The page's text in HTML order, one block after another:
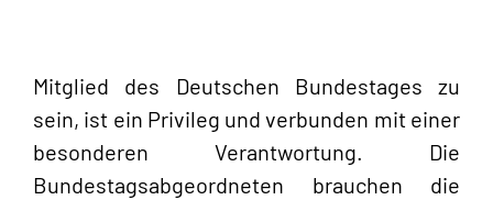
Mitglied des Deutschen Bundestages zu
sein, ist ein Privileg und verbunden mit einer
besonderen Verantwortung. Die
Bundestagsabgeordneten brauchen die